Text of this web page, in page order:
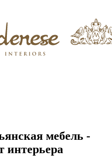
мебель -
интерьера